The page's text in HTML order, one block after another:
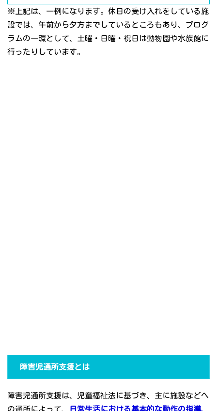
※上記は、一例になります。休日の受け入れをしている施
設では、午前から夕方までしているところもあり、プログ
ラムの一環として、土曜・日曜・祝日は動物園や水族館に
行ったりしています。
障害児通所支援とは
障害児通所支援は、児童福祉法に基づき、主に施設などへ
の通所によって、
日常生活における基本的な動作の指導、